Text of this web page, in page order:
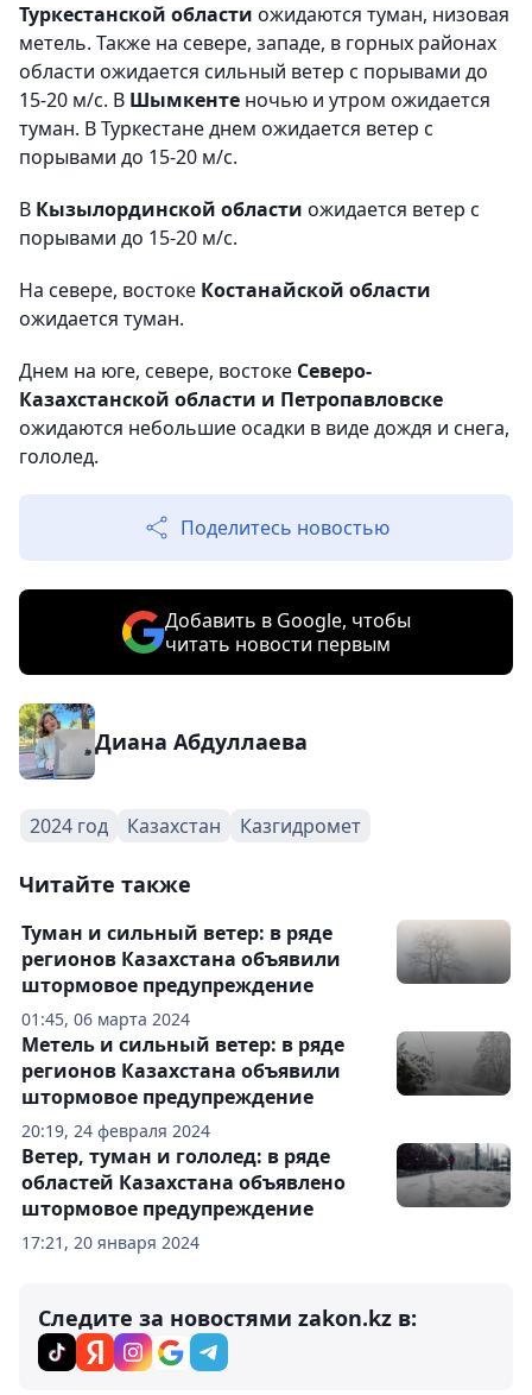
Туркестанской области ожидаются туман, низовая
метель. Также на севере, западе, в горных районах
области ожидается сильный ветер с порывами до
15-20 м/с. В Шымкенте ночью и утром ожидается
туман. В Туркестане днем ожидается ветер с
порывами до 15-20 м/с.
В Кызылординской области ожидается ветер с
порывами до 15-20 м/с.
На севере, востоке Костанайской области
ожидается туман.
Днем на юге, севере, востоке Северо-
Казахстанской области и Петропавловске
ожидаются небольшие осадки в виде дождя и снега,
гололед.
Поделитесь новостью
Добавить в Google, чтобы
читать новости первым
Диана Абдуллаева
2024 год Казахстан Казгидромет
Читайте также
01:45, 06 марта 2024
Туман и сильный ветер: в ряде
регионов Казахстана объявили
штормовое предупреждение
20:19, 24 февраля 2024
Метель и сильный ветер: в ряде
регионов Казахстана объявили
штормовое предупреждение
17:21, 20 января 2024
Ветер, туман и гололед: в ряде
областей Казахстана объявлено
штормовое предупреждение
Следите за новостями zakon.kz в: